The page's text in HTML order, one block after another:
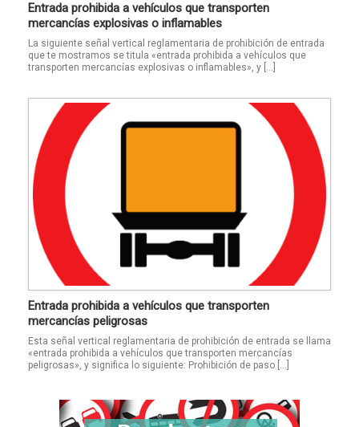
Entrada prohibida a vehículos que transporten
mercancías explosivas o inflamables
La siguiente señal vertical reglamentaria de prohibición de entrada
que te mostramos se titula «entrada prohibida a vehículos que
transporten mercancías explosivas o inflamables», y […]
Entrada prohibida a vehículos que transporten
mercancías peligrosas
Esta señal vertical reglamentaria de prohibición de entrada se llama
«entrada prohibida a vehículos que transporten mercancías
peligrosas», y significa lo siguiente: Prohibición de paso […]